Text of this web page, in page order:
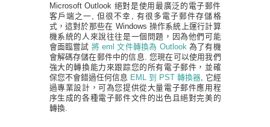
Microsoft Outlook 絕對是使用最廣泛的電子郵件
客戶端之一, 但很不幸, 有很多電子郵件存儲格
式，這對於那些在 Windows 操作系統上運行計算
機系統的人來說往往是一個問題，因為他們可能
會面臨嘗試 將 eml 文件轉換為 Outlook 為了有機
會解碼存儲在郵件中的信息. 您現在可以使用我們
強大的轉換能力來跟踪您的所有電子郵件，並確
保您不會錯過任何信息 EML 到 PST 轉換器, 它經
過專業設計，可為您提供從大量電子郵件應用程
序生成的各種電子郵件文件的出色且絕對完美的
轉換.